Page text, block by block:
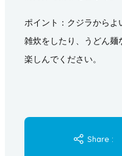
ポイント：クジラから
雑炊をしたり、うどん
楽しんでください。
Share :